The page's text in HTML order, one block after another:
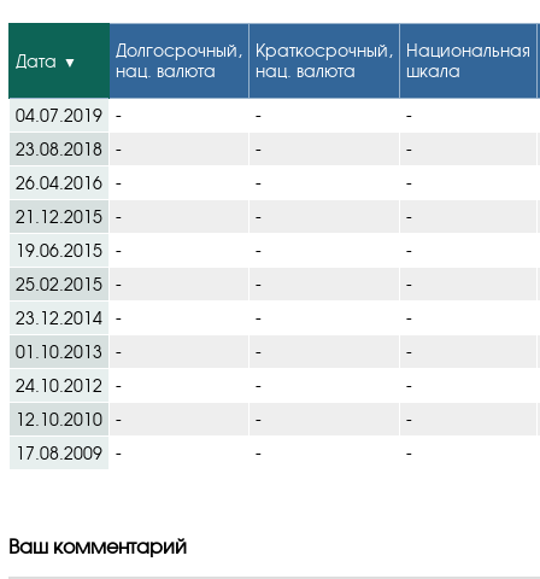
Дата
Долгосрочный,
нац. валюта
Краткосрочный,
нац. валюта
Национальная
шкала
04.07.2019 - -
-
23.08.2018
- -
-
26.04.2016
- -
-
21.12.2015
- -
-
19.06.2015
- -
-
25.02.2015
- -
-
23.12.2014
- -
-
01.10.2013
- -
-
24.10.2012
- -
-
12.10.2010
- -
-
17.08.2009
- - -
Ваш комментарий